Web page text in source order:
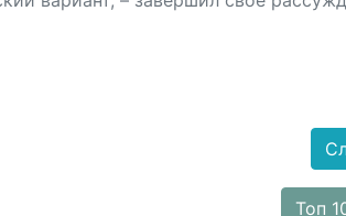
Топ